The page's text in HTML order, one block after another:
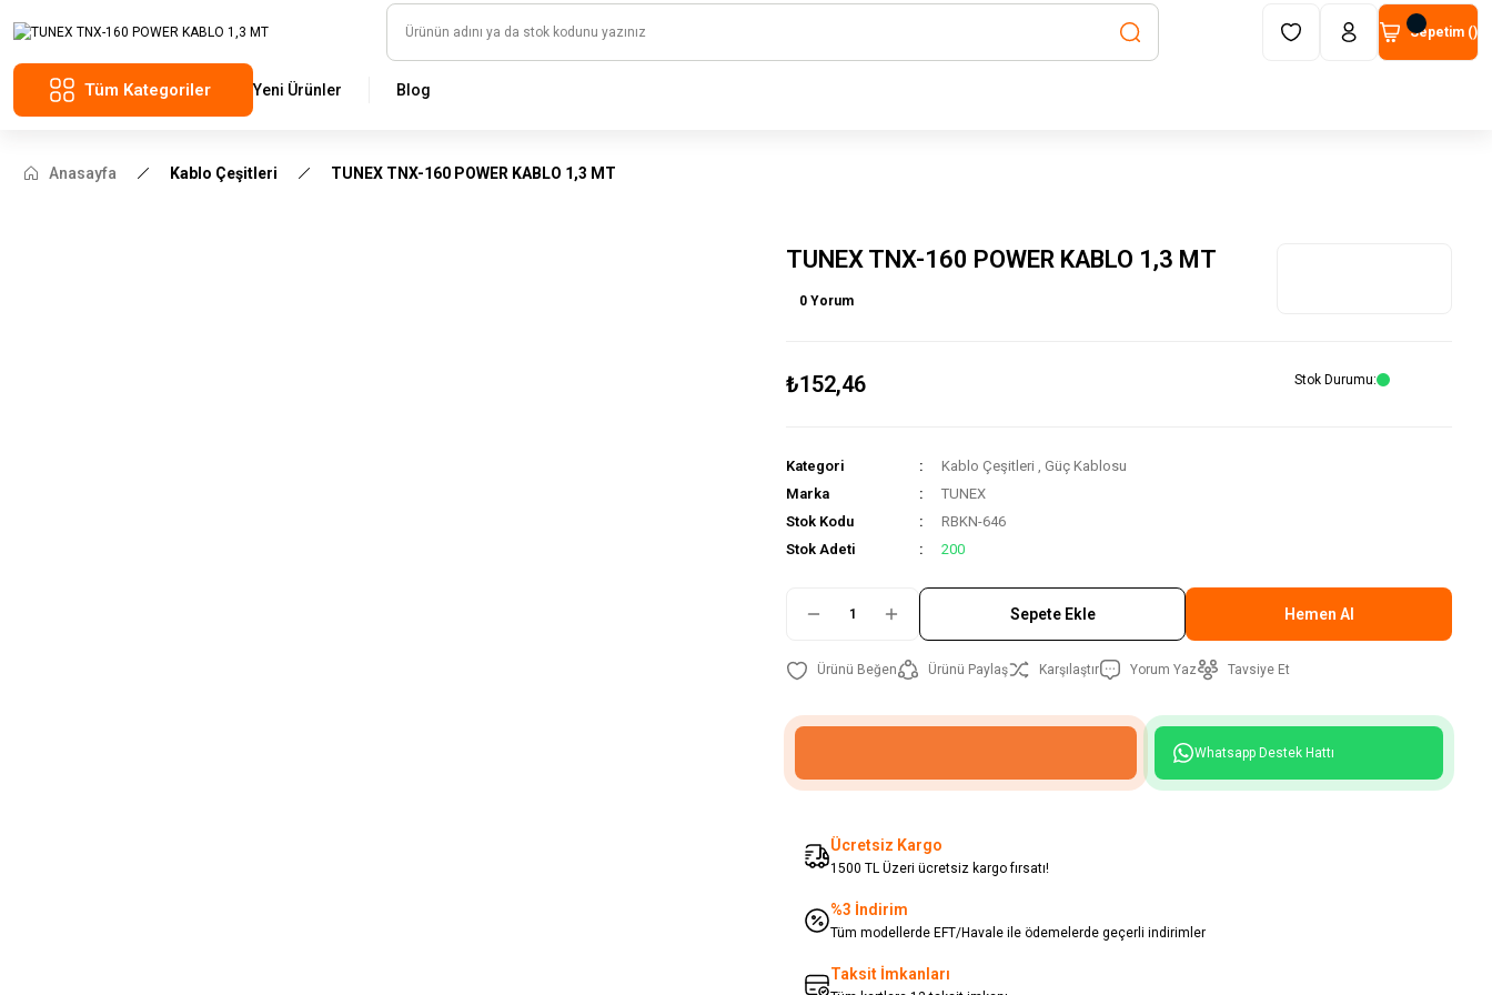
HAYAL ET - TASARLA - ÇALIŞTIR
Sepetim ()
Tüm Kategoriler Yeni Ürünler Blog
Anasayfa Kablo Çeşitleri TUNEX TNX-160 POWER KABLO 1,3 MT
TUNEX TNX-160 POWER KABLO 1,3 MT
0 Yorum
₺152,46 Stok Durumu
Kategori Kablo Çeşitleri , Güç Kablosu
Marka
TUNEX
Stok Kodu
RBKN-646
Stok Adeti
200
Sepete Ekle Hemen Al
Ürünü Paylaş Karşılaştır Yorum Yaz Tavsiye Et
Whatsapp Destek Hattı
Ücretsiz Kargo
1500 TL Üzeri ücretsiz kargo fırsatı!
%3 İndirim
Tüm modellerde EFT/Havale ile ödemelerde geçerli indirimler
Taksit İmkanları